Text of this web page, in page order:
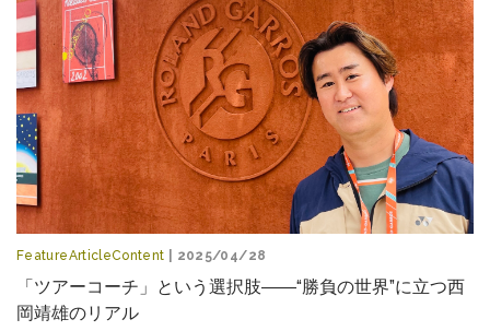
FeatureArticleContent | 2025/04/28
「ツアーコーチ」という選択肢――“勝負の世界”に立つ西
岡靖雄のリアル